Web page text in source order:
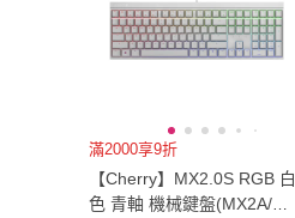
滿2000享9折
【Cherry】MX2.0S RGB 白
色 青軸 機械鍵盤(MX2A/無